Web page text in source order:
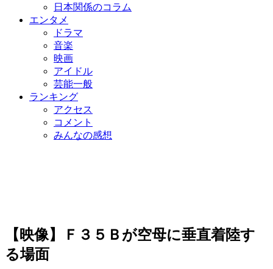
日本関係のコラム
エンタメ
ドラマ
音楽
映画
アイドル
芸能一般
ランキング
アクセス
コメント
みんなの感想
【映像】Ｆ３５Ｂが空母に垂直着陸す
る場面